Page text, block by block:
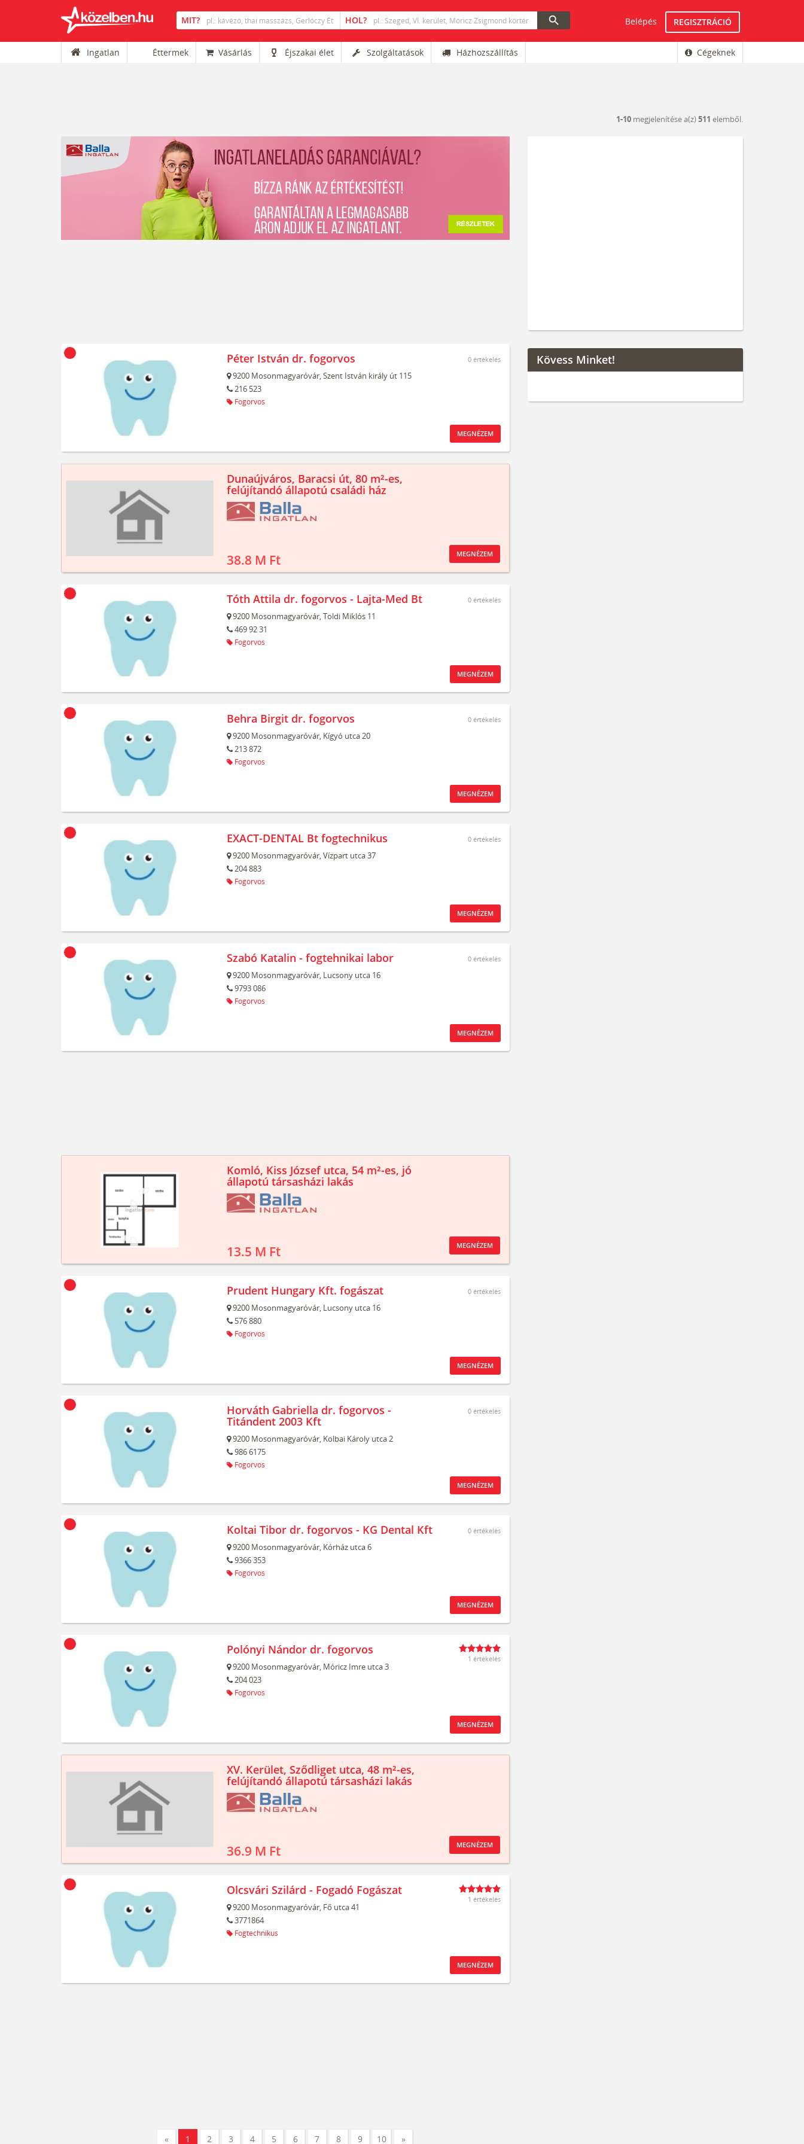
search Belépés REGISZTRÁCIÓ
Ingatlan Éttermek Vásárlás Éjszakai élet Szolgáltatások Házhozszállítás Cégeknek
1-10 megjelenítése a(z)511 elemből.
Péter István dr. fogorvos
9200 Mosonmagyaróvár,Szent István király út 115
216 523
Fogorvos
0 értékelés
MEGNÉZEM
Dunaújváros, Baracsi út, 80 m²-es,
felújítandó állapotú családi ház
38.8 M Ft MEGNÉZEM
Tóth Attila dr. fogorvos - Lajta-Med Bt
9200 Mosonmagyaróvár,Toldi Miklós 11
469 92 31
Fogorvos
0 értékelés
MEGNÉZEM
Behra Birgit dr. fogorvos
9200 Mosonmagyaróvár, Kígyó utca 20
213 872
Fogorvos
0 értékelés
MEGNÉZEM
EXACT-DENTAL Bt fogtechnikus
9200 Mosonmagyaróvár,Vízpart utca 37
204 883
Fogorvos
0 értékelés
MEGNÉZEM
Szabó Katalin - fogtehnikai labor
9200 Mosonmagyaróvár, Lucsony utca 16
9793 086
Fogorvos
0 értékelés
MEGNÉZEM
Komló, Kiss József utca, 54 m²-es, jó
állapotú társasházi lakás
13.5 M Ft MEGNÉZEM
Prudent Hungary Kft. fogászat
9200 Mosonmagyaróvár, Lucsony utca 16
576 880
Fogorvos
0 értékelés
MEGNÉZEM
Horváth Gabriella dr. fogorvos -
Titándent 2003 Kft
9200 Mosonmagyaróvár, Kolbai Károly utca 2
986 6175
Fogorvos
0 értékelés
MEGNÉZEM
Koltai Tibor dr. fogorvos - KG Dental Kft
9200 Mosonmagyaróvár, Kórház utca 6
9366 353
Fogorvos
0 értékelés
MEGNÉZEM
Polónyi Nándor dr. fogorvos
9200 Mosonmagyaróvár, Móricz Imre utca 3
204 023
Fogorvos
1 értékelés
MEGNÉZEM
XV. Kerület, Sződliget utca, 48 m²-es,
felújítandó állapotú társasházi lakás
36.9 M Ft MEGNÉZEM
Olcsvári Szilárd - Fogadó Fogászat
9200 Mosonmagyaróvár, Fő utca 41
3771864
Fogtechnikus
1 értékelés
MEGNÉZEM
« 1 2 3 4 5 6 7 8 9 10 »
Kövess Minket!